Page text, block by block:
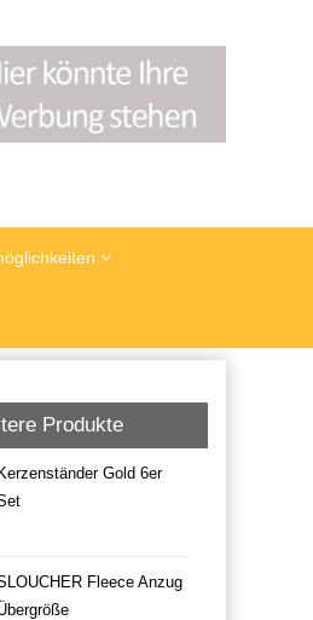
Produkte
Kerzenständer Gold 6er
Fleece Anzug